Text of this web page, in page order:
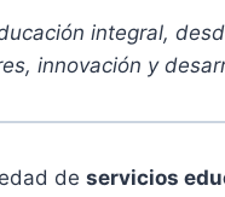
integral,
innovación y
de servicios